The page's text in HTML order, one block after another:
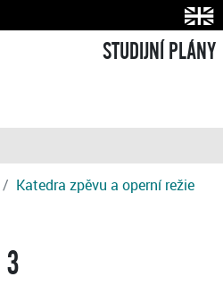
STUDIJNÍ PLÁNY
Katedra zpěvu a operní režie
3